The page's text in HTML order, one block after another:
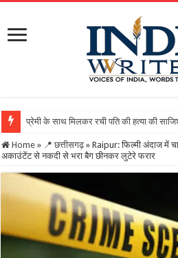
Home » 📍 छत्तीसगढ़ » Raipur: फिल्मी अंदाज में
अकाउंटेंट से नकदी से भरा बैग छीनकर लुटेरे फरार